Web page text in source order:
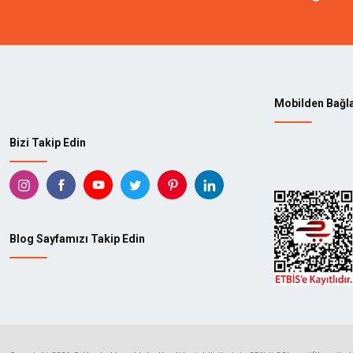
Bizi Takip Edin
Blog Sayfamızı Takip Edin
Mobilden